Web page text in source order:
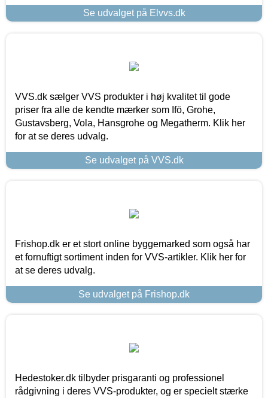
Se udvalget på Elvvs.dk
VVS.dk sælger VVS produkter i høj kvalitet til gode
priser fra alle de kendte mærker som Ifö, Grohe,
Gustavsberg, Vola, Hansgrohe og Megatherm. Klik her
for at se deres udvalg.
Se udvalget på VVS.dk
Frishop.dk er et stort online byggemarked som også har
et fornuftigt sortiment inden for VVS-artikler. Klik her for
at se deres udvalg.
Se udvalget på Frishop.dk
Hedestoker.dk tilbyder prisgaranti og professionel
rådgivning i deres VVS-produkter, og er specielt stærke